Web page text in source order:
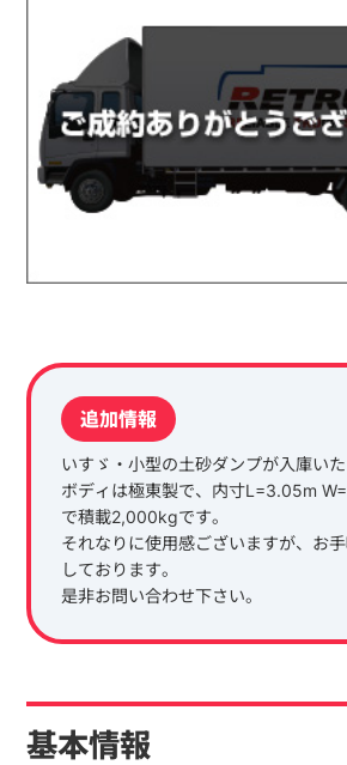
追加情報
いすゞ・小型の土砂ダンプが入庫いた
ボディは極東製で、内寸L=3.05m
で積載2,000kgです。
それなりに使用感ございますが、お
しております。
是非お問い合わせ下さい。
基本情報